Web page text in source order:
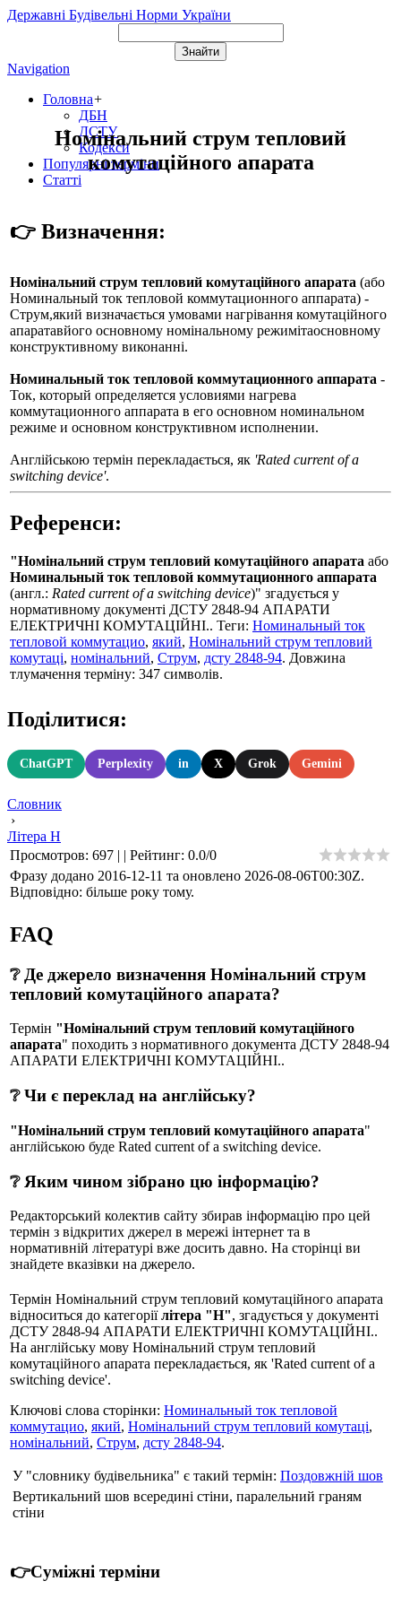
Державні Будівельні Норми України
Navigation
Головна+
ДБН
ДСТУ
Кодекси
Популярні терміни
Статті
Номінальний струм тепловий
комутаційного апарата
👉 Визначення:
Номінальний струм тепловий комутаційного апарата (або
Номинальный ток тепловой коммутационного аппарата) -
Струм,який визначається умовами нагрівання комутаційного
апаратавйого основному номінальному режимітаосновному
конструктивному виконанні.
Номинальный ток тепловой коммутационного аппарата -
Ток, который определяется условиями нагрева
коммутационного аппарата в его основном номинальном
режиме и основном конструктивном исполнении.
Англійською термін перекладається, як 'Rated current of a
switching device'.
Референси:
"Номінальний струм тепловий комутаційного апарата або
Номинальный ток тепловой коммутационного аппарата
(англ.: Rated current of a switching device)" згадується у
нормативному документі ДСТУ 2848-94 АПАРАТИ
ЕЛЕКТРИЧНІ КОМУТАЦІЙНІ.. Теги: Номинальный ток
тепловой коммутацио, який, Номінальний струм тепловий
комутаці, номінальний, Струм, дсту 2848-94. Довжина
тлумачення терміну: 347 символів.
Поділитися:
ChatGPT Perplexity in X Grok Gemini
Словник
›
Літера Н
Просмотров: 697 | | Рейтинг: 0.0/0
Фразу додано 2016-12-11 та оновлено 2026-08-06T00:30Z.
Відповідно: більше року тому.
FAQ
❔ Де джерело визначення Номінальний струм
тепловий комутаційного апарата?
Термін "Номінальний струм тепловий комутаційного
апарата" походить з нормативного документа ДСТУ 2848-94
АПАРАТИ ЕЛЕКТРИЧНІ КОМУТАЦІЙНІ..
❔ Чи є переклад на англійську?
"Номінальний струм тепловий комутаційного апарата"
англійською буде Rated current of a switching device.
❔ Яким чином зібрано цю інформацію?
Редакторський колектив сайту збирав інформацію про цей
термін з відкритих джерел в мережі інтернет та в
нормативній літературі вже досить давно. На сторінці ви
знайдете вказівки на джерело.
Термін Номінальний струм тепловий комутаційного апарата
відноситься до категоріїлітера "Н", згадується у документі
ДСТУ 2848-94 АПАРАТИ ЕЛЕКТРИЧНІ КОМУТАЦІЙНІ..
На англійську мову Номінальний струм тепловий
комутаційного апарата перекладається, як 'Rated current of a
switching device'.
Ключові слова сторінки: Номинальный ток тепловой
коммутацио, який, Номінальний струм тепловий комутаці,
номінальний, Струм, дсту 2848-94.
У "словнику будівельника" є такий термін: Поздовжній шов
Вертикальний шов всередині стіни, паралельний граням
стіни
👉Суміжні терміни